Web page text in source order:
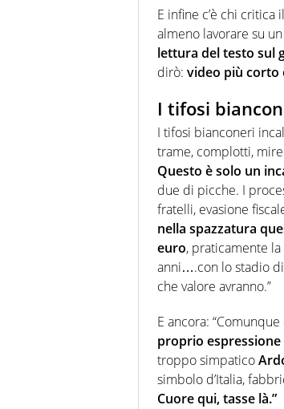
E infine c’è chi
almeno lavorare su
lettura del testo sul
dirò: video più corto
I tifosi
I tifosi bianconeri
trame, complotti,
Questo è solo un
due di picche. I
fratelli, evasione
nella spazzatura
euro, praticamente
anni….con lo stadio
che valore avranno.”
E ancora:
proprio espressione
troppo simpatico
simbolo d’Italia,
Cuore qui, tasse là.”